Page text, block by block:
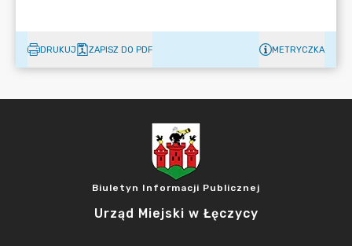
DRUKUJ ZAPISZ DO PDF METRYCZKA
Biuletyn Informacji Publicznej
Urząd Miejski w Łęczycy